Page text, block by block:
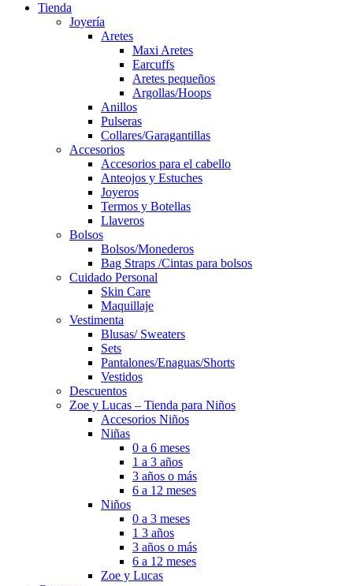
Tienda
Joyería
Aretes
Maxi Aretes
Earcuffs
Aretes pequeños
Argollas/Hoops
Anillos
Pulseras
Collares/Garagantillas
Accesorios
Accesorios para el cabello
Anteojos y Estuches
Joyeros
Termos y Botellas
Llaveros
Bolsos
Bolsos/Monederos
Bag Straps /Cintas para bolsos
Cuidado Personal
Skin Care
Maquillaje
Vestimenta
Blusas/ Sweaters
Sets
Pantalones/Enaguas/Shorts
Vestidos
Descuentos
Zoe y Lucas – Tienda para Niños
Accesorios Niños
Niñas
0 a 6 meses
1 a 3 años
3 años o más
6 a 12 meses
Niños
0 a 3 meses
1 3 años
3 años o más
6 a 12 meses
Zoe y Lucas